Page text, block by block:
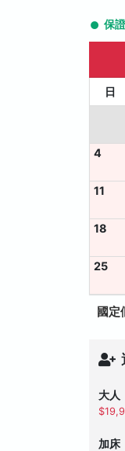
保
日
4
11
18
25
國定
大人
加床